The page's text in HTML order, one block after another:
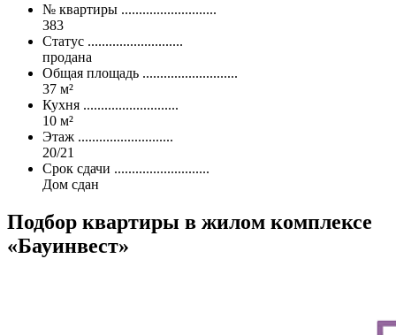
№ квартиры ...........................
383
Статус ...........................
продана
Общая площадь ...........................
37 м²
Кухня ...........................
10 м²
Этаж ...........................
20/21
Срок сдачи ...........................
Дом сдан
Подбор квартиры в жилом комплексе
«Бауинвест»